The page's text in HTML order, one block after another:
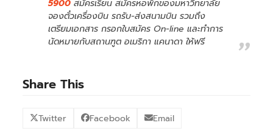
5900 สมัครเรียน สมัครหอพักของมหาวิทยาลัย
จองตั๋วเครื่องบิน รถรับ-ส่งสนามบิน รวมถึง
เตรียมเอกสาร กรอกใบสมัคร On-line และทำการ
นัดหมายกับสถานฑูต อเมริกา แคนาดา ให้ฟรี
Share This
Twitter Facebook Email